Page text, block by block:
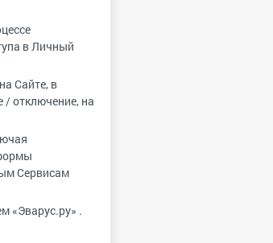
в Личный
Сайте, в
/ отключение, на
Сервисам
«Эварус.ру» .